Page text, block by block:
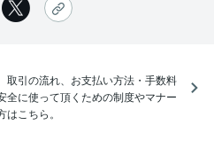
取引の流れ、お支払い方法・手数料
全に使って頂くための制度やマナー
こちら。